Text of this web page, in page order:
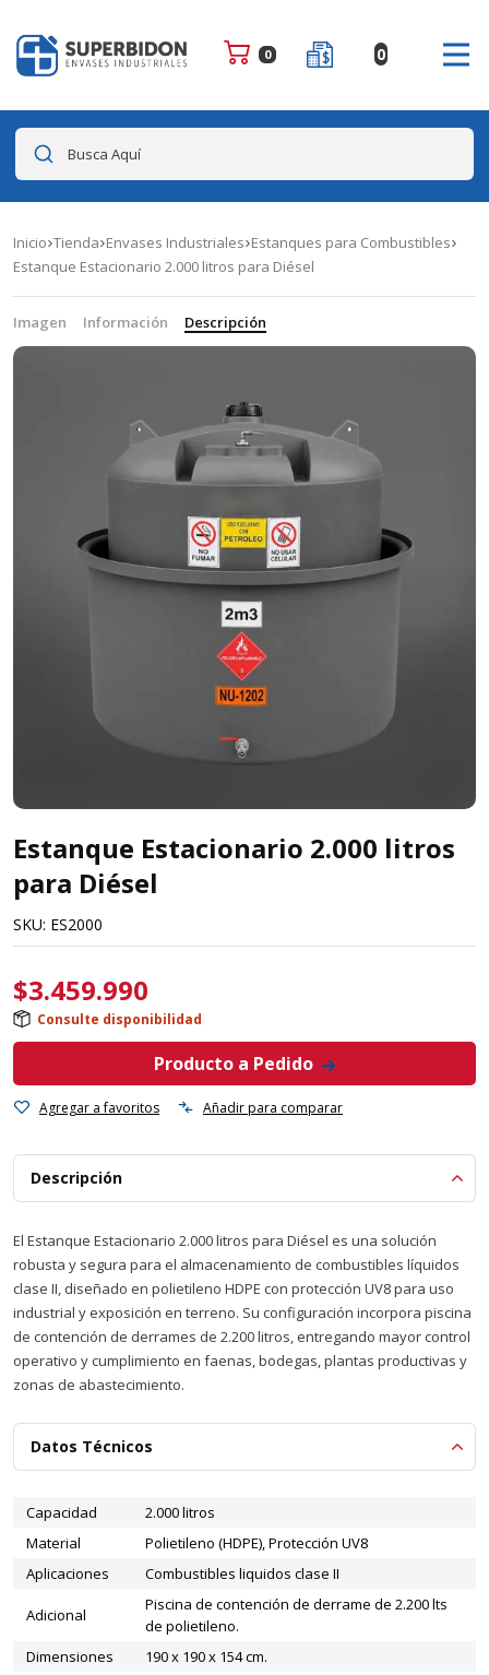
0 0
Busca Aquí
Inicio Tienda Envases Industriales Estanques para Combustibles
Estanque Estacionario 2.000 litros para Diésel
Imagen Información Descripción
Estanque Estacionario 2.000 litros
para Diésel
SKU: ES2000
$3.459.990
Consulte disponibilidad
Producto a Pedido
Agregar a favoritos Añadir para comparar
Descripción
El Estanque Estacionario 2.000 litros para Diésel es una solución
robusta y segura para el almacenamiento de combustibles líquidos
clase II, diseñado en polietileno HDPE con protección UV8 para uso
industrial y exposición en terreno. Su configuración incorpora piscina
de contención de derrames de 2.200 litros, entregando mayor control
operativo y cumplimiento en faenas, bodegas, plantas productivas y
zonas de abastecimiento.
Datos Técnicos
Capacidad
2.000 litros
Material
Polietileno (HDPE), Protección UV8
Aplicaciones
Combustibles liquidos clase II
Adicional
Piscina de contención de derrame de 2.200 lts
de polietileno.
Dimensiones
190 x 190 x 154 cm.